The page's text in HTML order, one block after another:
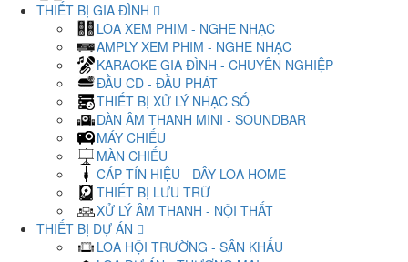
THIẾT BỊ GIA ĐÌNH
LOA XEM PHIM - NGHE NHẠC
AMPLY XEM PHIM - NGHE NHẠC
KARAOKE GIA ĐÌNH - CHUYÊN NGHIỆP
ĐẦU CD - ĐẦU PHÁT
THIẾT BỊ XỬ LÝ NHẠC SỐ
DÀN ÂM THANH MINI - SOUNDBAR
MÁY CHIẾU
MÀN CHIẾU
CÁP TÍN HIỆU - DÂY LOA HOME
THIẾT BỊ LƯU TRỮ
XỬ LÝ ÂM THANH - NỘI THẤT
THIẾT BỊ DỰ ÁN
LOA HỘI TRƯỜNG - SÂN KHẤU